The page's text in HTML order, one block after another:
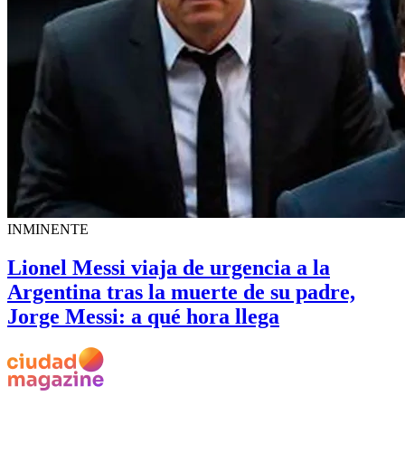
INMINENTE
Lionel Messi viaja de urgencia a la
Argentina tras la muerte de su padre,
Jorge Messi: a qué hora llega